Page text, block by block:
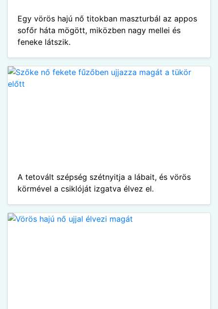
Egy vörös hajú nő titokban maszturbál az appos
sofőr háta mögött, miközben nagy mellei és
feneke látszik.
A tetovált szépség szétnyitja a lábait, és vörös
körmével a csiklóját izgatva élvez el.